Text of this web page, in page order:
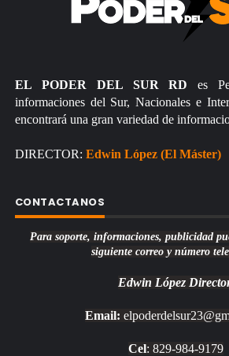
EL PODER DEL SUR RD es
informaciones del Sur, Nacionales e
encontrará una gran variedad de
DIRECTOR: Edwin López (El Máster)
CONTACTANOS
Para soporte, informaciones, publicidad
siguiente correo y número
Edwin López
Email:
Cel: 829-984-9179